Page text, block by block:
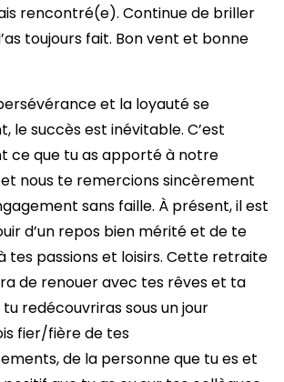
rencontré(e). Continue de briller
toujours fait. Bon vent et bonne
et la loyauté se
le succès est inévitable. C’est
ce que tu as apporté à notre
nous te remercions sincèrement
sans faille. À présent, il est
d’un repos bien mérité et de te
tes passions et loisirs. Cette retraite
de renouer avec tes rêves et ta
redécouvriras sous un jour
fier/fière de tes
de la personne que tu es et